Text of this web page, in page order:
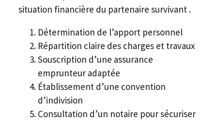
situation financière du partenaire survivant .
Détermination de l’apport personnel
Répartition claire des charges et travaux
Souscription d’une assurance
emprunteur adaptée
Établissement d’une convention
d’indivision
Consultation d’un notaire pour sécuriser